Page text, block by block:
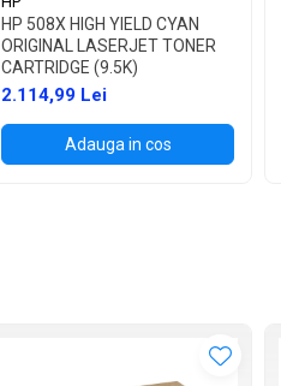
HP 508X HIGH YIELD CYAN
ORIGINAL LASERJET TONER
CARTRIDGE (9.5K)
2.114,99 Lei
Adauga in cos